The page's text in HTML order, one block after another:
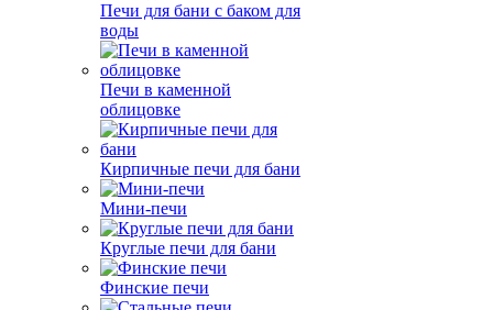
Печи для бани с баком для
воды
Печи в каменной
облицовке
Кирпичные печи для бани
Мини-печи
Круглые печи для бани
Финские печи